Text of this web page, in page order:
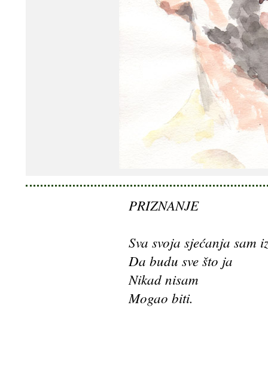
PRIZNANJE
Sva svoja sjećanja sam
Da budu sve što ja
Nikad nisam
Mogao biti.